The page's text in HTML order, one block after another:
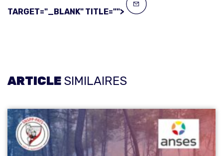
TARGET="_BLANK" TITLE="">
ARTICLE SIMILAIRES